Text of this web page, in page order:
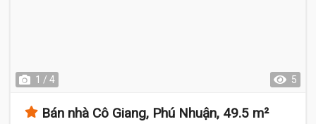
1 / 4 5
Bán nhà Cô Giang, Phú Nhuận, 49.5 m²